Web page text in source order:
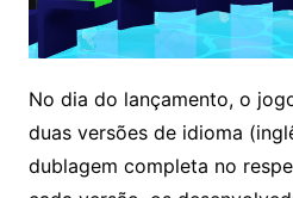
No dia do lançamento, o
duas versões de idioma
dublagem completa no